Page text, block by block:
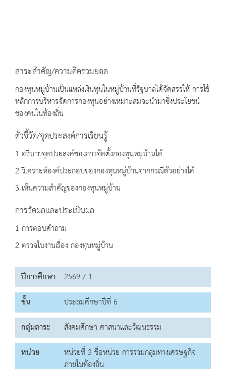
สาระสำคัญ/ความคิดรวมยอด
กองทุนหมู่บ้านเป็นแหล่งเงินทุนในหมู่บ้านที่รัฐบาลได้จัดสรรให้ การใช้
หลักการบริหารจัดการกองทุนอย่างเหมาะสมจะนำมาซึ่งประโยชน์
ของคนในท้องถิ่น
ตัวชี้วัด/จุดประสงค์การเรียนรู้
1 อธิบายจุดประสงค์ของการจัดตั้งกองทุนหมู่บ้านได้
2 วิเคราะห์องค์ประกอบของกองทุนหมู่บ้านจากกรณีตัวอย่างได้
3 เห็นความสำคัญของกองทุนหมู่บ้าน
การวัดผลและประเมินผล
1 การตอบคำถาม
2 ตรวจใบงานเรื่อง กองทุนหมู่บ้าน
ปีการศึกษา 2569 / 1
ชั้น
ประถมศึกษาปีที่ 6
กลุ่มสาระ
สังคมศึกษา ศาสนาและวัฒนธรรม
หน่วย
หน่วยที่ 3 ชื่อหน่วย การรวมกลุ่มทางเศรษฐกิจ
ภายในท้องถิ่น